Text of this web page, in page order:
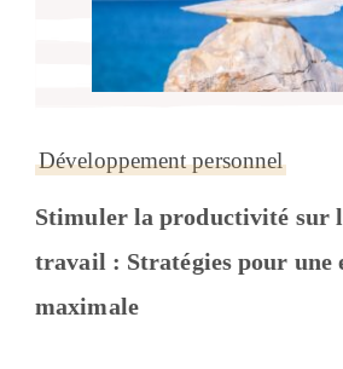
Développement personnel
Stimuler la productivité sur
travail : Stratégies pour une
maximale